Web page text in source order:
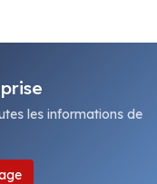
les informations de